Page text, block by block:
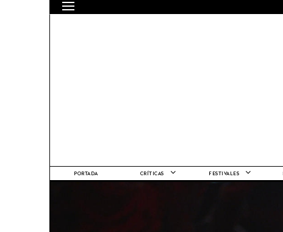
PORTADA CRÍTICAS FESTIVALES